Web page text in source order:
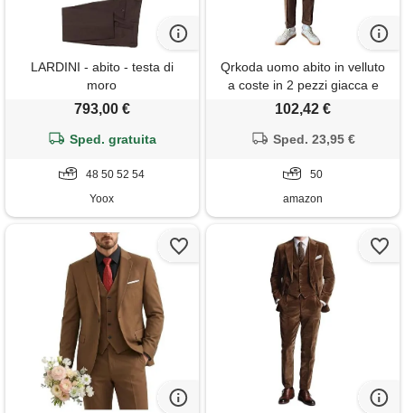
LARDINI - abito - testa di
moro
793,00 €
Sped. gratuita
48 50 52 54
Yoox
Qrkoda uomo abito in velluto
a coste in 2 pezzi giacca e
pantaloni slim fit
quotidiano casual
102,42 €
Sped. 23,95 €
50
amazon